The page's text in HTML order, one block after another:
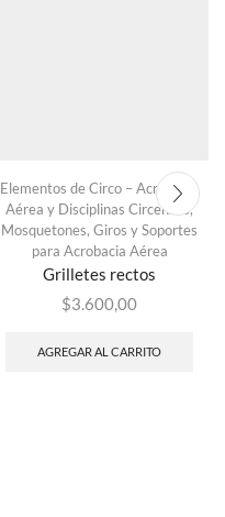
Elementos de Circo – Acrobacia
Aérea y Disciplinas Circenses,
Mosquetones, Giros y Soportes
para Acrobacia Aérea
Grilletes rectos
$3.600,00
AGREGAR AL CARRITO